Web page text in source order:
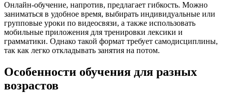
Онлайн-обучение, напротив, предлагает гибкость. Можно
заниматься в удобное время, выбирать индивидуальные или
групповые уроки по видеосвязи, а также использовать
мобильные приложения для тренировки лексики и
грамматики. Однако такой формат требует самодисциплины,
так как легко откладывать занятия на потом.
Особенности обучения для разных
возрастов